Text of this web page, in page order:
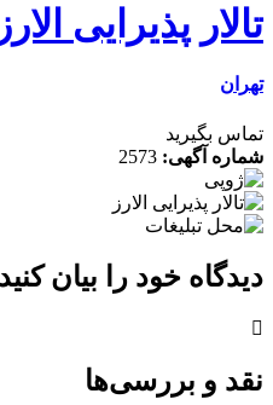
تالار پذیرایی الارز
تهران
تماس بگیرید
شماره آگهی: 2573
دیدگاه خود را بیان کنید
نقد و بررسی‌ها